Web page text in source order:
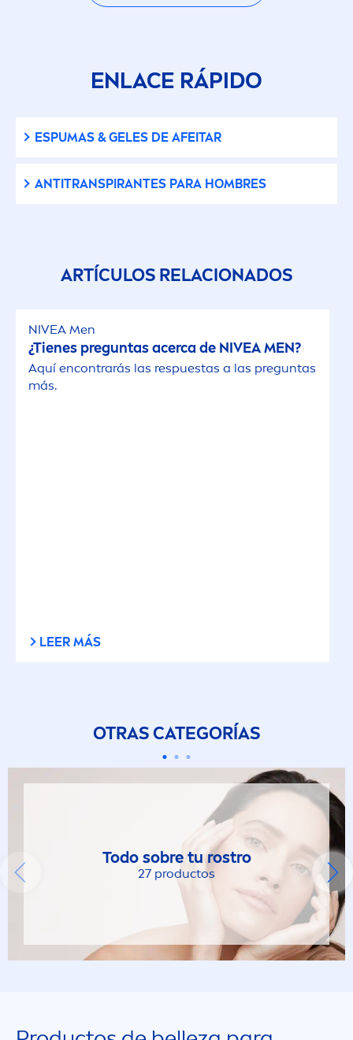
ENLACE RÁPIDO
ESPUMAS & GELES DE AFEITAR
ANTITRANSPIRANTES PARA HOMBRES
ARTÍCULOS RELACIONADOS
NIVEA Men
¿Tienes preguntas acerca de NIVEAMEN?
Aquí encontrarás las respuestas a las preguntas
más.
LEER MÁS
OTRAS CATEGORÍAS
Todo sobre tu rostro
27 productos